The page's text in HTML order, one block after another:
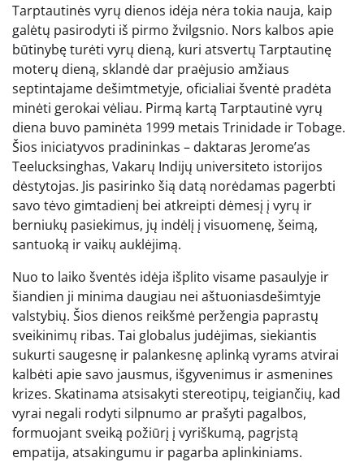
Tarptautinės vyrų dienos idėja nėra tokia nauja, kaip
galėtų pasirodyti iš pirmo žvilgsnio. Nors kalbos apie
būtinybę turėti vyrų dieną, kuri atsvertų Tarptautinę
moterų dieną, sklandė dar praėjusio amžiaus
septintajame dešimtmetyje, oficialiai šventė pradėta
minėti gerokai vėliau. Pirmą kartą Tarptautinė vyrų
diena buvo paminėta 1999 metais Trinidade ir Tobage.
Šios iniciatyvos pradininkas – daktaras Jerome’as
Teelucksinghas, Vakarų Indijų universiteto istorijos
dėstytojas. Jis pasirinko šią datą norėdamas pagerbti
savo tėvo gimtadienį bei atkreipti dėmesį į vyrų ir
berniukų pasiekimus, jų indėlį į visuomenę, šeimą,
santuoką ir vaikų auklėjimą.
Nuo to laiko šventės idėja išplito visame pasaulyje ir
šiandien ji minima daugiau nei aštuoniasdešimtyje
valstybių. Šios dienos reikšmė peržengia paprastų
sveikinimų ribas. Tai globalus judėjimas, siekiantis
sukurti saugesnę ir palankesnę aplinką vyrams atvirai
kalbėti apie savo jausmus, išgyvenimus ir asmenines
krizes. Skatinama atsisakyti stereotipų, teigiančių, kad
vyrai negali rodyti silpnumo ar prašyti pagalbos,
formuojant sveiką požiūrį į vyriškumą, pagrįstą
empatija, atsakingumu ir pagarba aplinkiniams.